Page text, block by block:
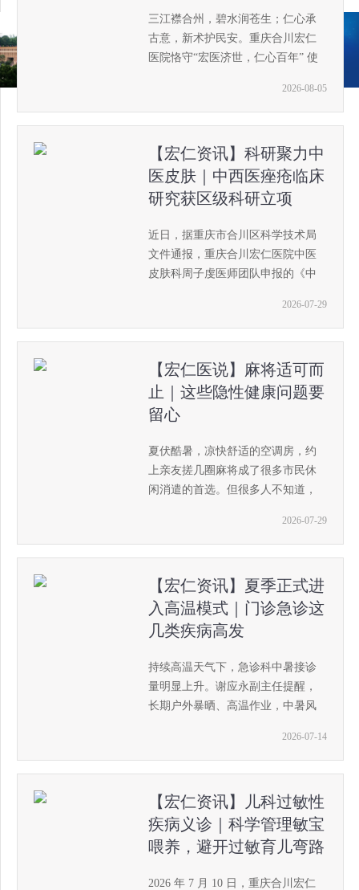
三江襟合州，碧水润苍生；仁心承
古意，新术护民安。重庆合川宏仁
医院恪守“宏医济世，仁心百年” 使
疗之路，匠心固本、精医强能
2026-08-05
【宏仁资讯】科研聚力中
医皮肤｜中西医痤疮临床
研究获区级科研立项
近日，据重庆市合川区科学技术局
文件通报，重庆合川宏仁医院中医
皮肤科周子虔医师团队申报的《中
研项目。
2026-07-29
【宏仁医说】麻将适可而
止｜这些隐性健康问题要
留心
夏伏酷暑，凉快舒适的空调房，约
上亲友搓几圈麻将成了很多市民休
闲消遣的首选。但很多人不知道，
2026-07-29
【宏仁资讯】夏季正式进
入高温模式｜门诊急诊这
几类疾病高发
持续高温天气下，急诊科中暑接诊
量明显上升。谢应永副主任提醒，
长期户外暴晒、高温作业，中暑风
2026-07-14
【宏仁资讯】儿科过敏性
疾病义诊｜科学管理敏宝
喂养，避开过敏育儿弯路
2026 年 7 月 10 日，重庆合川宏仁